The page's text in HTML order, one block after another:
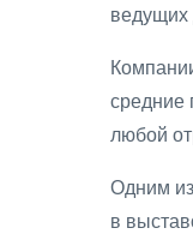
ведущих
средние
любой
Одним
в